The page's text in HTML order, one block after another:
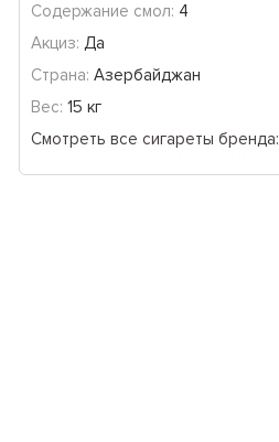
Содержание смол: 4
Акциз: Да
Страна: Азербайджан
Вес: 15 кг
Смотреть все сигареты бренда: